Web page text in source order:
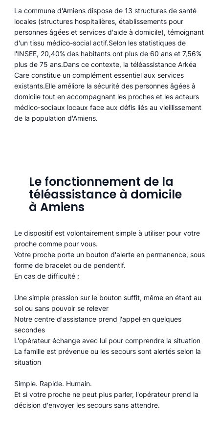
La commune d'Amiens dispose de 13 structures de santé
locales (structures hospitalières, établissements pour
personnes âgées et services d'aide à domicile), témoignant
d'un tissu médico-social actif.Selon les statistiques de
l'INSEE, 20,40% des habitants ont plus de 60 ans et 7,56%
plus de 75 ans.Dans ce contexte, la téléassistance Arkéa
Care constitue un complément essentiel aux services
existants.Elle améliore la sécurité des personnes âgées à
domicile tout en accompagnant les proches et les acteurs
médico-sociaux locaux face aux défis liés au vieillissement
de la population d'Amiens.
Le fonctionnement de la
téléassistance à domicile
à Amiens
Le dispositif est volontairement simple à utiliser pour votre
proche comme pour vous.
Votre proche porte un bouton d'alerte en permanence, sous
forme de bracelet ou de pendentif.
En cas de difficulté :
Une simple pression sur le bouton suffit, même en étant au
sol ou sans pouvoir se relever
Notre centre d'assistance prend l'appel en quelques
secondes
L'opérateur échange avec lui pour comprendre la situation
La famille est prévenue ou les secours sont alertés selon la
situation
Simple. Rapide. Humain.
Et si votre proche ne peut plus parler, l'opérateur prend la
décision d'envoyer les secours sans attendre.